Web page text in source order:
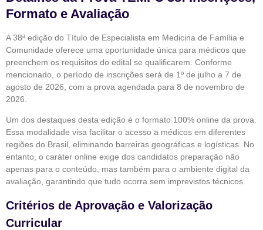
Formato e Avaliação
A 38ª edição do Título de Especialista em Medicina de Família e
Comunidade oferece uma oportunidade única para médicos que
preenchem os requisitos do edital se qualificarem. Conforme
mencionado, o período de inscrições será de 1º de julho a 7 de
agosto de 2026, com a prova agendada para 8 de novembro de
2026.
Um dos destaques desta edição é o formato 100% online da prova.
Essa modalidade visa facilitar o acesso a médicos em diferentes
regiões do Brasil, eliminando barreiras geográficas e logísticas. No
entanto, o caráter online exige dos candidatos preparação não
apenas para o conteúdo, mas também para o ambiente digital da
avaliação, garantindo que tudo ocorra sem imprevistos técnicos.
Critérios de Aprovação e Valorização
Curricular